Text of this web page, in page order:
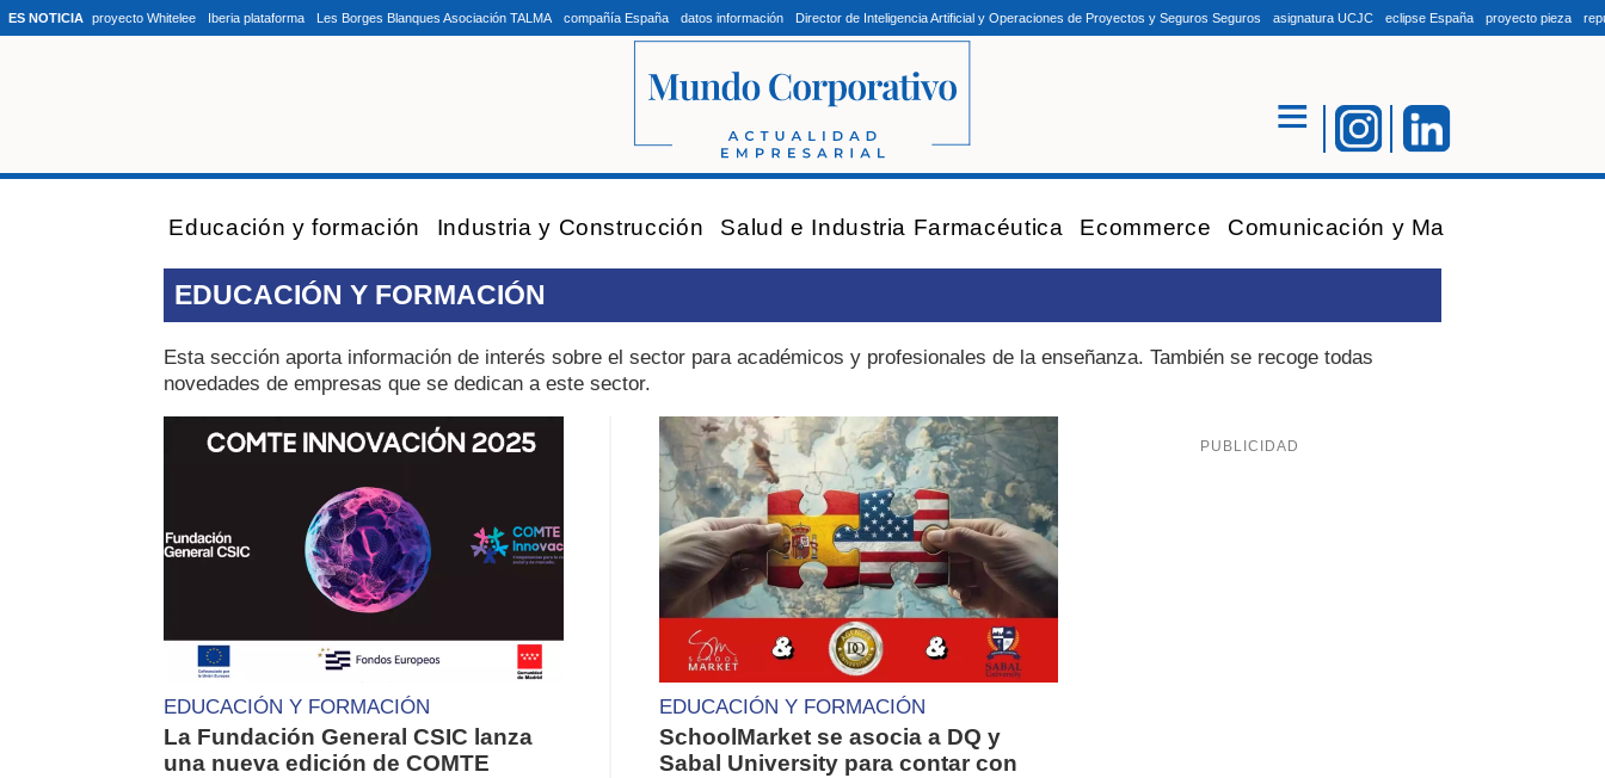
ES NOTICIA proyecto Whitelee Iberia plataforma Les Borges Blanques Asociación TALMA compañía España datos información Director de Inteligencia Artificial y Operaciones de Proyectos y Seguros Seguros asignatura UCJC eclipse España proyecto pieza
Educación y formación Industria y Construcción Salud e Industria Farmacéutica Ecommerce Comunicación y Marketing
EDUCACIÓN Y FORMACIÓN
Esta sección aporta información de interés sobre el sector para académicos y profesionales de la enseñanza. También se recoge todas
novedades de empresas que se dedican a este sector.
EDUCACIÓN Y FORMACIÓN
La Fundación General CSIC lanza
una nueva edición de COMTE
EDUCACIÓN Y FORMACIÓN
SchoolMarket se asocia a DQ y
Sabal University para contar con